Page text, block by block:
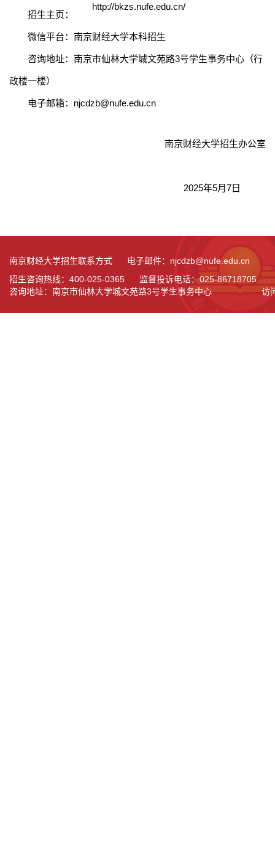
招生主页：
http://bkzs.nufe.edu.cn/
微信平台：南京财经大学本科招生
咨询地址：南京市仙林大学城文苑路3号学生事务中心（行
政楼一楼）
电子邮箱： njcdzb@nufe.edu.cn
南京财经大学招生办公室
2025年5月7日
南京财经大学招生联系方式 电子邮件：njcdzb@nufe.edu.cn
招生咨询热线：400-025-0365 监督投诉电话：025-86718705
咨询地址：南京市仙林大学城文苑路3号学生事务中心
访